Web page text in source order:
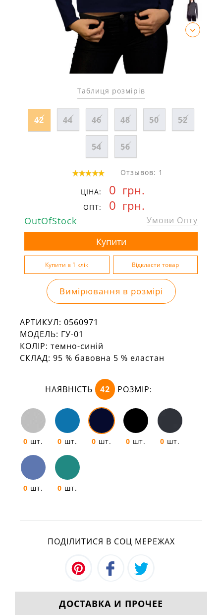
Таблиця розмірів
42 44 46 48 50 52
54 56
Отзывов: 1
ЦІНА: 0 грн.
ОПТ: 0 грн.
OutOfStock Умови Опту
Вимірювання в розмірі
АРТИКУЛ: 0560971
МОДЕЛЬ: ГУ-01
КОЛІР: темно-синій
СКЛАД: 95 % бавовна 5 % еластан
НАЯВНІСТЬ 42 РОЗМІР:
0 шт. 0 шт. 0 шт. 0 шт. 0 шт.
0 шт. 0 шт.
ПОДІЛИТИСЯ В СОЦ МЕРЕЖАХ
ДОСТАВКА И ПРОЧЕЕ